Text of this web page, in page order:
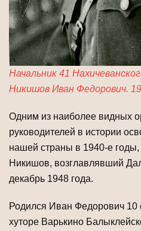
Начальник 41
Никишов Иван Федорович.
Одним из наиболее видных
руководителей в истории
нашей страны в 1940-е
Никишов, возглавлявший
декабрь 1948 года.
Родился Иван Федорович 10
хуторе Варькино